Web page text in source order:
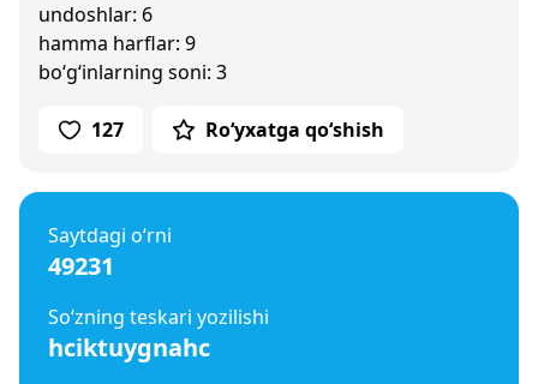
undoshlar: 6
hamma harflar: 9
bo‘g‘inlarning soni: 3
127 Ro‘yxatga qo‘shish
Saytdagi o‘rni
49231
So‘zning teskari yozilishi
hciktuygnahc